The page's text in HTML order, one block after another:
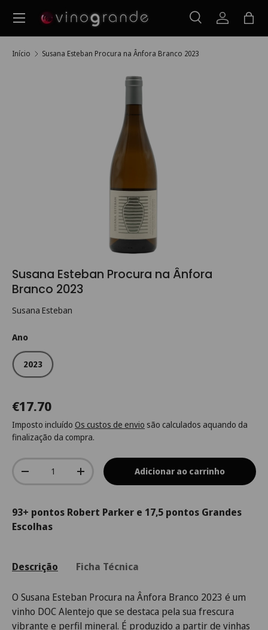
Ir para o conteúdo
Pesquisar
PesquisarIniciarSaco
Menu
Início Susana Esteban Procura na Ânfora Branco 2023
Susana Esteban Procura na Ânfora
Branco 2023
Susana Esteban
Ano
2023
€17.70
Imposto incluído Os custos de envio são calculados aquando da
finalização da compra.
Qtd.
-
+ Adicionar ao carrinho
93+ pontos Robert Parker e 17,5 pontos Grandes
Escolhas
Descrição Ficha Técnica
O Susana Esteban Procura na Ânfora Branco 2023 é um
vinho DOC Alentejo que se destaca pela sua frescura
vibrante e perfil mineral. É produzido a partir de vinhas